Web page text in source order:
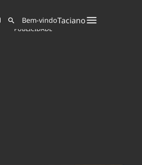
Indicadores
Bem-vindoTaciano
PUBLICIDADE